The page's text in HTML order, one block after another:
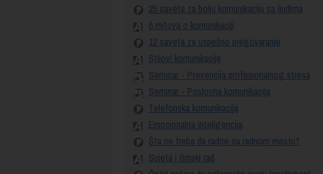
25 saveta za bolju komunikaciju sa ljudima
6 mitova o komunikaciji
12 saveta za uspešno pregovaranje
Stilovi komunikacije
Seminar - Prevencija profesionalnog stresa
Seminar - Poslovna komunikacija
Telefonska komunikacija
Emocionalna inteligencija
Šta ne treba da radite na radnom mestu?
Sujeta i timski rad